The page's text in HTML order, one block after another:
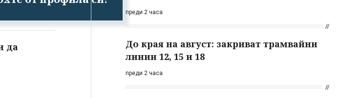
да
преди 2 часа
До края на август: закриват трамвайни
линии 12, 15 и 18
преди 2 часа